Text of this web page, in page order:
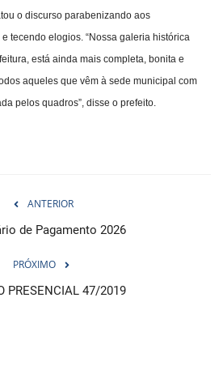
o discurso parabenizando aos
tecendo elogios. “Nossa galeria histórica
está ainda mais completa, bonita e
aqueles que vêm à sede municipal com
pelos quadros”, disse o prefeito.
ANTERIOR
de Pagamento 2026
PRÓXIMO
PRESENCIAL 47/2019